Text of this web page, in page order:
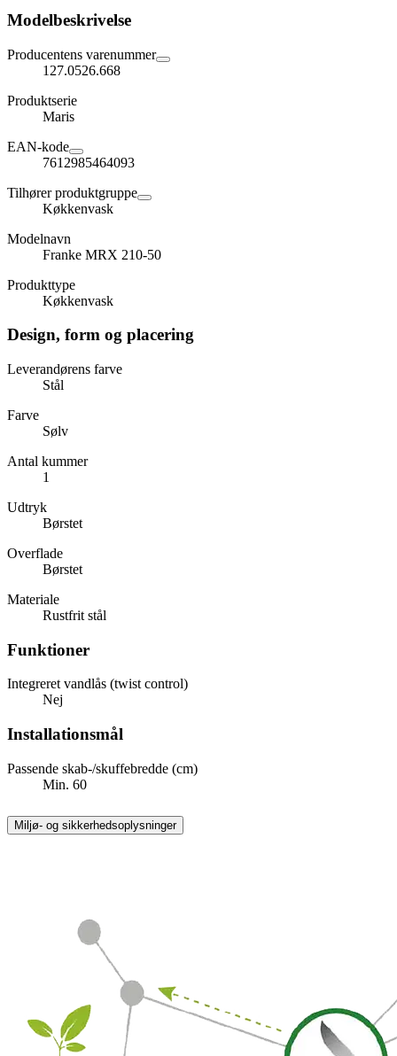
Modelbeskrivelse
Producentens varenummer
127.0526.668
Produktserie
Maris
EAN-kode
7612985464093
Tilhører produktgruppe
Køkkenvask
Modelnavn
Franke MRX 210-50
Produkttype
Køkkenvask
Design, form og placering
Leverandørens farve
Stål
Farve
Sølv
Antal kummer
1
Udtryk
Børstet
Overflade
Børstet
Materiale
Rustfrit stål
Funktioner
Integreret vandlås (twist control)
Nej
Installationsmål
Passende skab-/skuffebredde (cm)
Min. 60
Miljø- og sikkerhedsoplysninger